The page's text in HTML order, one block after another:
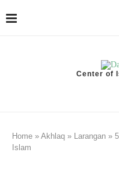
Center of
Home » Akhlaq » Larangan »
Islam